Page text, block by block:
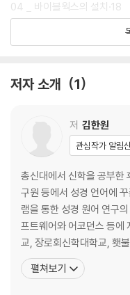
04 _ 바이블웍스의 설치·18
05 _ 화면 구성·21
07 _ 자료, 본문 이동하기·36
09 _ 번역본 비교하기·46
10 _ 번역본 비교 명령어(d와
11 _ 즐겨 찾기 설정·52
12 _ 대조 성경(Parallel) 명
13 _ 복수의 본문 창 열기·60
14 _ 본문 함께 보기·63
15 _ 바이블웍스 복제·66
PART 04검사와 복사, 추출
16 _ 분석창 검색·70
저자 소개 1
저 김한원
관심작가 알림
총신대에서 신학을 공부한
구원 등에서 성경 언어에
램을 통한 성경 원어 연구
프트웨어와 어코던스 등에
교, 장로회신학대학교, 횃
신학대학교, 감신대학교 등
관련 프로그램을 강의하고
펼쳐보기